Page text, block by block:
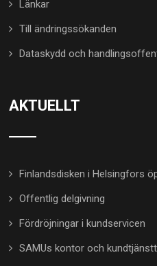
Länkar
Till ändringssökanden
Dataskydd och
AKTUELLT
Finlandsdisken i Helsingfors
Offentlig delgivning
Fördröjningar i kundservicen
SAMUs kontor och